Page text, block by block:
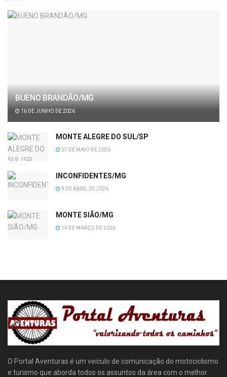
BUENO BRANDÃO/MG
16 DE JUNHO DE 2026
MONTE ALEGRE DO SUL/SP
27 DE MAIO DE 2026
INCONFIDENTES/MG
9 DE ABRIL DE 2026
MONTE SIÃO/MG
14 DE MARÇO DE 2026
O Portal Aventuras é um veículo de comunicação do motociclismo
e turismo que aborda todos os assuntos da área com o melhor